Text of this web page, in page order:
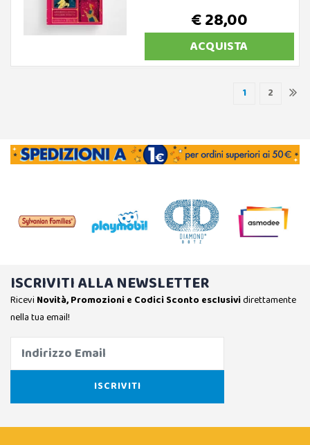
€ 28,00
ACQUISTA
1 2
ISCRIVITI ALLA NEWSLETTER
Ricevi Novità, Promozioni e Codici Sconto esclusividirettamente
nella tua email!